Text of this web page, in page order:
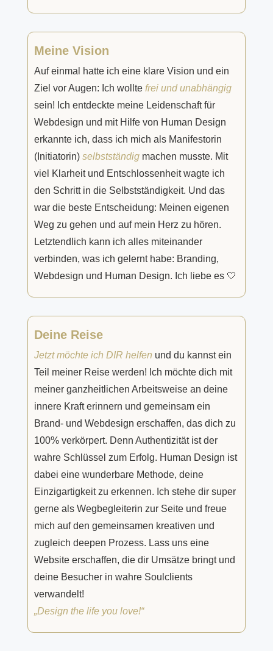
Meine Vision
Auf einmal hatte ich eine klare Vision und ein
Ziel vor Augen: Ich wollte frei und unabhängig
sein! Ich entdeckte meine Leidenschaft für
Webdesign und mit Hilfe von Human Design
erkannte ich, dass ich mich als Manifestorin
(Initiatorin) selbstständig machen musste. Mit
viel Klarheit und Entschlossenheit wagte ich
den Schritt in die Selbstständigkeit. Und das
war die beste Entscheidung: Meinen eigenen
Weg zu gehen und auf mein Herz zu hören.
Letztendlich kann ich alles miteinander
verbinden, was ich gelernt habe: Branding,
Webdesign und Human Design. Ich liebe es 🤍
Deine Reise
Jetzt möchte ich DIR helfen und du kannst ein
Teil meiner Reise werden! Ich möchte dich mit
meiner ganzheitlichen Arbeitsweise an deine
innere Kraft erinnern und gemeinsam ein
Brand- und Webdesign erschaffen, das dich zu
100% verkörpert. Denn Authentizität ist der
wahre Schlüssel zum Erfolg. Human Design ist
dabei eine wunderbare Methode, deine
Einzigartigkeit zu erkennen. Ich stehe dir super
gerne als Wegbegleiterin zur Seite und freue
mich auf den gemeinsamen kreativen und
zugleich deepen Prozess. Lass uns eine
Website erschaffen, die dir Umsätze bringt und
deine Besucher in wahre Soulclients
verwandelt!
„Design the life you love!“